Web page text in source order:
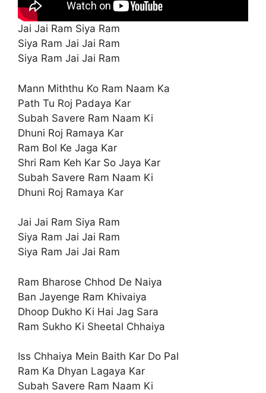
Jai Jai Ram Siya Ram
Siya Ram Jai Jai Ram
Siya Ram Jai Jai Ram
Mann Miththu Ko Ram Naam Ka
Path Tu Roj Padaya Kar
Subah Savere Ram Naam Ki
Dhuni Roj Ramaya Kar
Ram Bol Ke Jaga Kar
Shri Ram Keh Kar So Jaya Kar
Subah Savere Ram Naam Ki
Dhuni Roj Ramaya Kar
Jai Jai Ram Siya Ram
Siya Ram Jai Jai Ram
Siya Ram Jai Jai Ram
Ram Bharose Chhod De Naiya
Ban Jayenge Ram Khivaiya
Dhoop Dukho Ki Hai Jag Sara
Ram Sukho Ki Sheetal Chhaiya
Iss Chhaiya Mein Baith Kar Do Pal
Ram Ka Dhyan Lagaya Kar
Subah Savere Ram Naam Ki